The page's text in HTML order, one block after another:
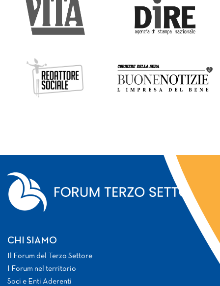
CHI SIAMO
Il Forum del Terzo Settore
I Forum nel territorio
Soci e Enti Aderenti